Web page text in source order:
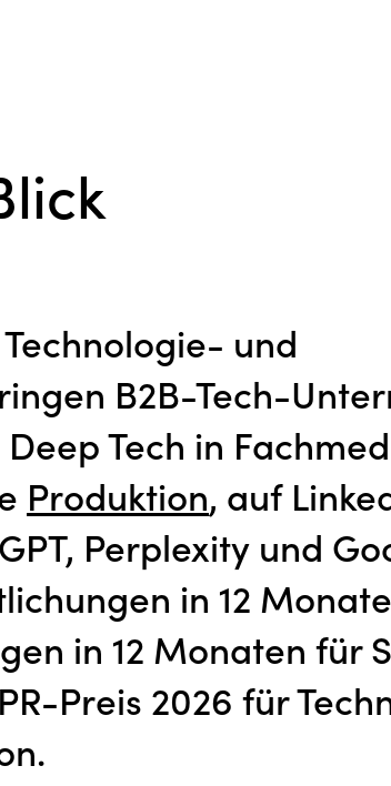
und
B2B-Tech-
Tech in
Produktion, auf
Perplexity und
in 12
in 12 Monaten für
Preis 2026 für